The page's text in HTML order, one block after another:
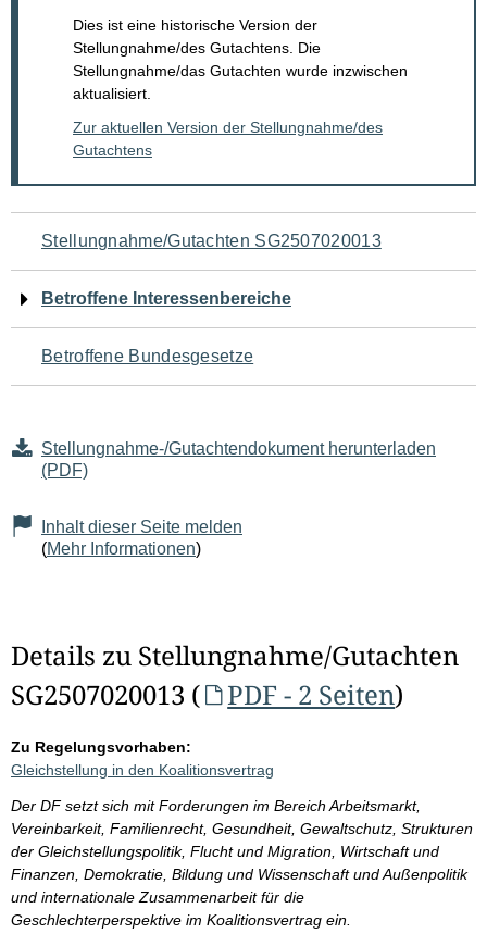
Dies ist eine historische Version der
Stellungnahme/des Gutachtens. Die
Stellungnahme/das Gutachten wurde inzwischen
aktualisiert.
Zur aktuellen Version der Stellungnahme/des
Gutachtens
Navigation
für
den
Seiteninhalt
Stellungnahme/Gutachten SG2507020013
Betroffene Interessenbereiche
Betroffene Bundesgesetze
Stellungnahme-/Gutachtendokument herunterladen
(PDF)
Inhalt dieser Seite melden
(Mehr Informationen)
Details zu Stellungnahme/Gutachten
SG2507020013 (
PDF - 2 Seiten)
Zu Regelungsvorhaben:
Gleichstellung in den Koalitionsvertrag
Der DF setzt sich mit Forderungen im Bereich Arbeitsmarkt,
Vereinbarkeit, Familienrecht, Gesundheit, Gewaltschutz, Strukturen
der Gleichstellungspolitik, Flucht und Migration, Wirtschaft und
Finanzen, Demokratie, Bildung und Wissenschaft und Außenpolitik
und internationale Zusammenarbeit für die
Geschlechterperspektive im Koalitionsvertrag ein.